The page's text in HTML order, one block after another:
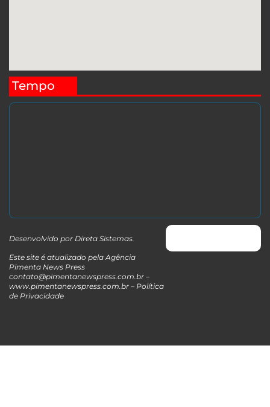
Tempo
Desenvolvido por Direta Sistemas.
Este site é atualizado pela Agência
Pimenta News Press
contato@pimentanewspress.com.br –
www.pimentanewspress.com.br – Política
de Privacidade